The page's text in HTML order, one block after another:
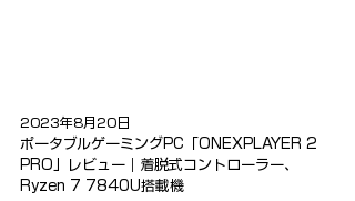
2023年8月20日
ポータブルゲーミングPC「ONEXPLAYER 2
PRO」レビュー｜着脱式コントローラー、
Ryzen 7 7840U搭載機